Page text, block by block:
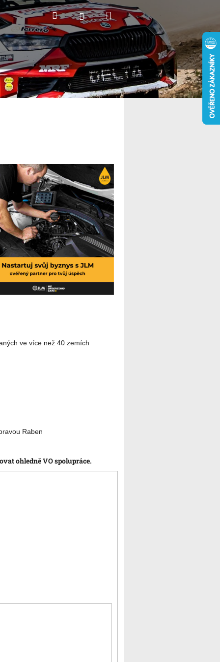
HledatPřihlášeníNákupní
košík
ve více než 40 zemích
Raben
ohledně VO spolupráce.